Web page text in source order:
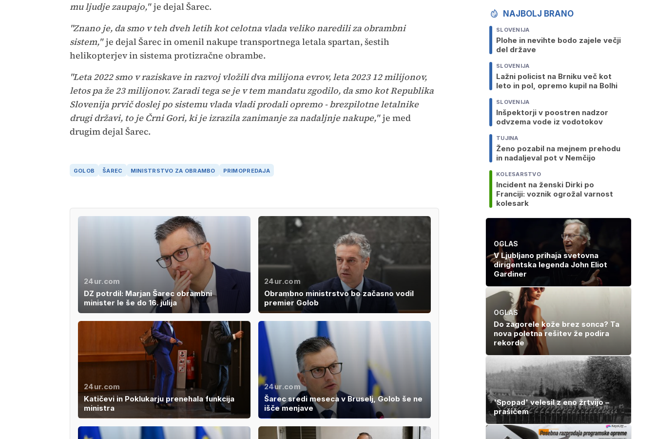
mu ljudje zaupajo,"je dejal Šarec.
"Znano je, da smo v teh dveh letih kot celotna vlada veliko naredili za obrambni
sistem,"je dejal Šarec in omenil nakupe transportnega letala spartan, šestih
helikopterjev in sistema protizračne obrambe.
"Leta 2022 smo v raziskave in razvoj vložili dva milijona evrov, leta 2023 12 milijonov,
letos pa že 23 milijonov. Zaradi tega se je v tem mandatu zgodilo, da smo kot Republika
Slovenija prvič doslej po sistemu vlada vladi prodali opremo - brezpilotne letalnike
drugi državi, to je Črni Gori, ki je izrazila zanimanje za nadaljnje nakupe,"je med
drugim dejal Šarec.
GOLOB ŠAREC MINISTRSTVO ZA OBRAMBO PRIMOPREDAJA
24ur.com
DZ potrdil: Marjan Šarec obrambni
minister le še do 16. julija
24ur.com
Obrambno ministrstvo bo začasno vodil
premier Golob
24ur.com
Katičevi in Poklukarju prenehala funkcija
ministra
24ur.com
Šarec sredi meseca v Bruselj, Golob še ne
išče menjave
NAJBOLJ BRANO
SLOVENIJA
Plohe in nevihte bodo zajele večji
del države
SLOVENIJA
Lažni policist na Brniku več kot
leto in pol, opremo kupil na Bolhi
SLOVENIJA
Inšpektorji v poostren nadzor
odvzema vode iz vodotokov
TUJINA
Ženo pozabil na mejnem prehodu
in nadaljeval pot v Nemčijo
KOLESARSTVO
Incident na ženski Dirki po
Franciji: voznik ogrožal varnost
kolesark
OGLAS
V Ljubljano prihaja svetovna
dirigentska legenda John Eliot
Gardiner
OGLAS
Do zagorele kože brez sonca? Ta
nova poletna rešitev že podira
rekorde
'Spopad' velesil z eno žrtvijo –
prašičem